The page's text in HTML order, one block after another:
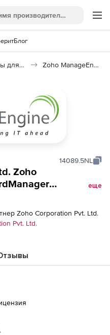
Блог
Программы для защиты информации Zoho ManageEngine PasswordManager
14089.5NL
Zoho
Single
users)
еще
Zoho Corporation Pvt. Ltd.
Pvt. Ltd.